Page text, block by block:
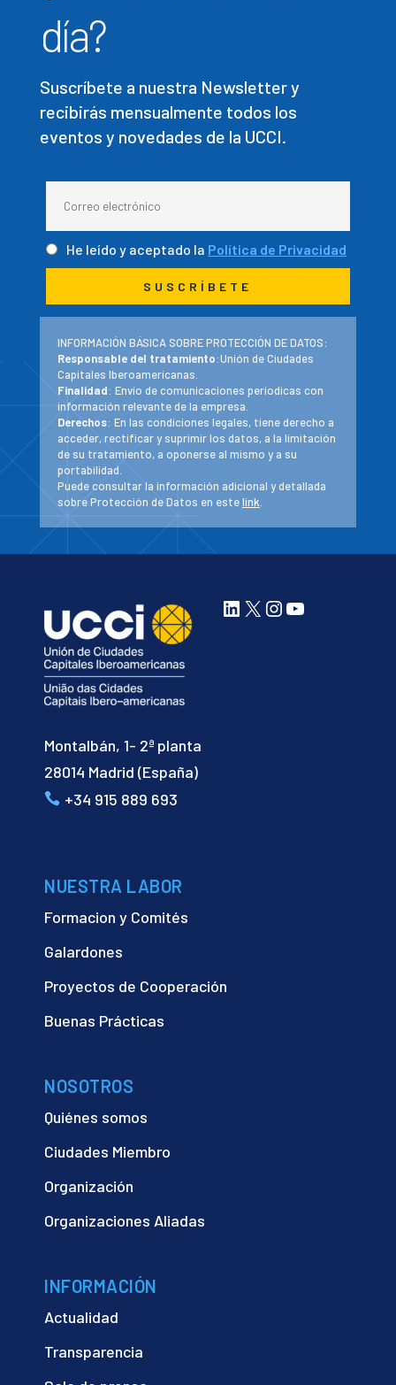
día?
Suscríbete a nuestra Newsletter y
recibirás mensualmente todos los
eventos y novedades de la UCCI.
He leído y aceptado la Política de Privacidad
INFORMACIÓN BÁSICA SOBRE PROTECCIÓN DE DATOS:
Responsable del tratamiento:Unión de Ciudades
Capitales Iberoamericanas.
Finalidad: Envío de comunicaciones periodicas con
información relevante de la empresa.
Derechos: En las condiciones legales, tiene derecho a
acceder, rectificar y suprimir los datos, a la limitación
de su tratamiento, a oponerse al mismo y a su
portabilidad.
Puede consultar la información adicional y detallada
sobre Protección de Datos en estelink.
Montalbán, 1- 2ª planta
28014 Madrid (España)
+34 915 889 693
LinkedIn
X Instagram
YouTube
NUESTRA LABOR
Formacion y Comités
Galardones
Proyectos de Cooperación
Buenas Prácticas
NOSOTROS
Quiénes somos
Ciudades Miembro
Organización
Organizaciones Aliadas
INFORMACIÓN
Actualidad
Transparencia